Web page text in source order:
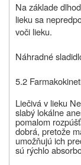
Na základe
lieku sa
voči lieku.
Náhradné
5.2
Liečivá v lieku
slabý lokálne
pomalom
dobrá, pretože
umožňujú ich
sú rýchlo